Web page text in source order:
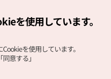
を使用しています。
を使用しています。
意する」